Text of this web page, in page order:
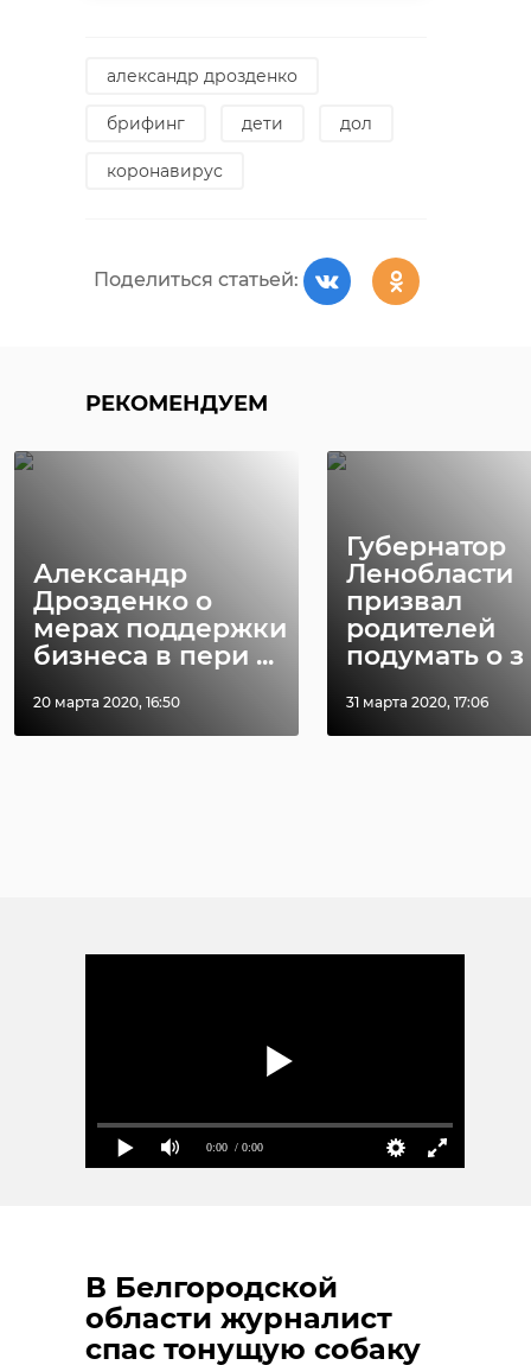
александр дрозденко
брифинг дети дол
коронавирус
Поделиться статьей:
РЕКОМЕНДУЕМ
Александр
Дрозденко о
мерах поддержки
бизнеса в пери ...
20 марта 2020, 16:50
Губернатор
Ленобласти
призвал
родителей
подумать о з
31 марта 2020, 17:06
0:00 / 0:00
В Белгородской
области журналист
спас тонущую собаку